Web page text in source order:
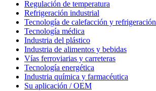
Regulación de temperatura
Refrigeración industrial
Tecnología de calefacción y refrigeración
Tecnología médica
Industria del plástico
Industria de alimentos y bebidas
Vías ferroviarias y carreteras
Tecnología energética
Industria química y farmacéutica
Su aplicación / OEM